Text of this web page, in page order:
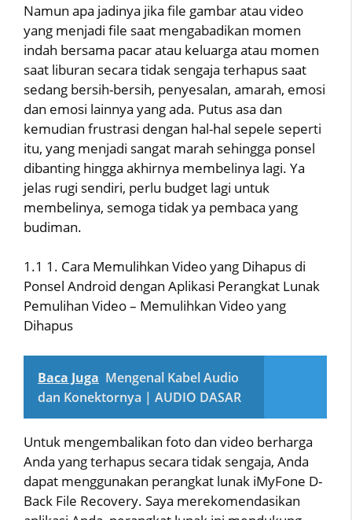
Namun apa jadinya jika file gambar atau video
yang menjadi file saat mengabadikan momen
indah bersama pacar atau keluarga atau momen
saat liburan secara tidak sengaja terhapus saat
sedang bersih-bersih, penyesalan, amarah, emosi
dan emosi lainnya yang ada. Putus asa dan
kemudian frustrasi dengan hal-hal sepele seperti
itu, yang menjadi sangat marah sehingga ponsel
dibanting hingga akhirnya membelinya lagi. Ya
jelas rugi sendiri, perlu budget lagi untuk
membelinya, semoga tidak ya pembaca yang
budiman.
1.1 1. Cara Memulihkan Video yang Dihapus di
Ponsel Android dengan Aplikasi Perangkat Lunak
Pemulihan Video – Memulihkan Video yang
Dihapus
Baca Juga Mengenal Kabel Audio
dan Konektornya | AUDIO DASAR
Untuk mengembalikan foto dan video berharga
Anda yang terhapus secara tidak sengaja, Anda
dapat menggunakan perangkat lunak iMyFone D-
Back File Recovery. Saya merekomendasikan